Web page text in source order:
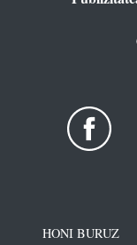
HONI BURUZ